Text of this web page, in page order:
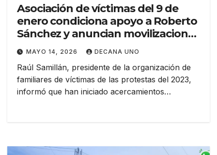
Asociación de víctimas del 9 de
enero condiciona apoyo a Roberto
Sánchez y anuncian movilizaciones
en Lima
MAYO 14, 2026 DECANA UNO
Raúl Samillán, presidente de la organización de
familiares de víctimas de las protestas del 2023,
informó que han iniciado acercamientos…